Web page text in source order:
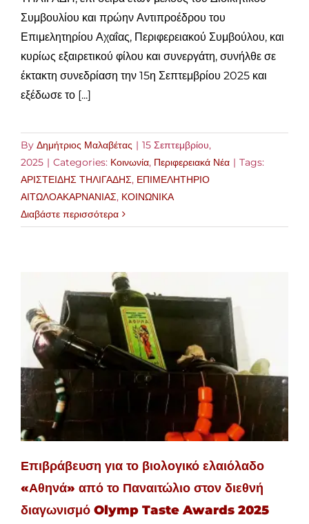
Συμβουλίου και πρώην Αντιπροέδρου του
Επιμελητηρίου Αχαΐας, Περιφερειακού Συμβούλου, και
κυρίως εξαιρετικού φίλου και συνεργάτη, συνήλθε σε
έκτακτη συνεδρίαση την 15η Σεπτεμβρίου 2025 και
εξέδωσε το [...]
By Δημήτριος Μαλαβέτας | 15 Σεπτεμβρίου,
2025 | Categories: Κοινωνία, Περιφερειακά Νέα | Tags:
ΑΡΙΣΤΕΙΔΗΣ ΤΗΛΙΓΑΔΗΣ, ΕΠΙΜΕΛΗΤΗΡΙΟ
ΑΙΤΩΛΟΑΚΑΡΝΑΝΙΑΣ, ΚΟΙΝΩΝΙΚΑ
Διαβάστε περισσότερα
Επιβράβευση για το βιολογικό ελαιόλαδο
«Αθηνά» από το Παναιτώλιο στον διεθνή
διαγωνισμό Olymp Taste Awards 2025